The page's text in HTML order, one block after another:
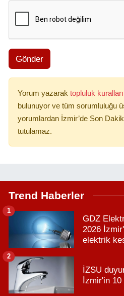
Gönder
Yorum yazarak topluluk
bulunuyor ve tüm sorumluluğu
yorumlardan İzmir’de Son
tutulamaz.
Trend Haberler
GDZ
2026
elektrik
1
İZSU
İzmir'in
2